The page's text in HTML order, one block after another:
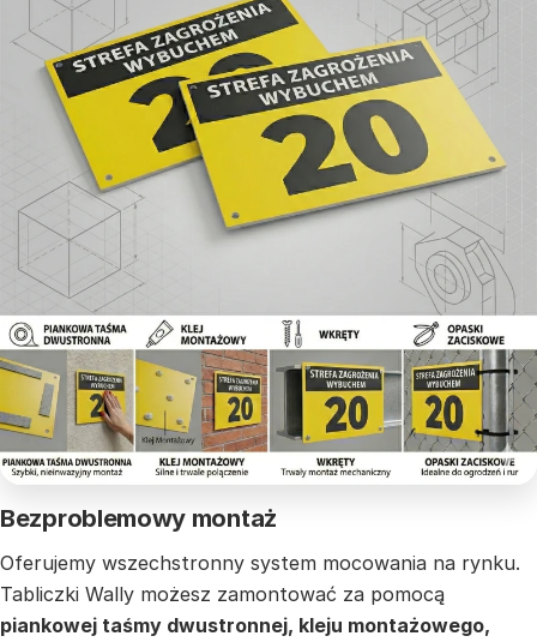
Bezproblemowy montaż
Oferujemy wszechstronny system mocowania na rynku.
Tabliczki Wally możesz zamontować za pomocą
piankowej taśmy dwustronnej, kleju montażowego,